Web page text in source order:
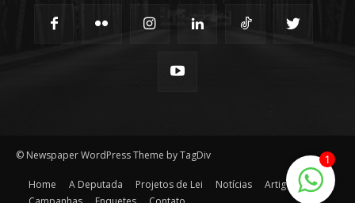
© Newspaper WordPress Theme by TagDiv
Home A Deputada Projetos de Lei Notícias
Artigos
1